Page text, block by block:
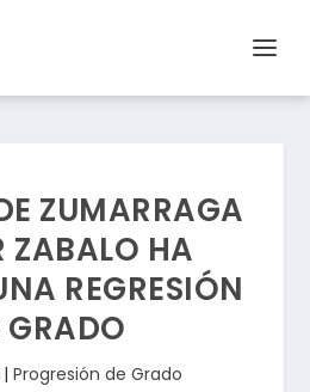
ZUMARRAGA
ZABALO HA
REGRESIÓN
GRADO
| Progresión de Grado